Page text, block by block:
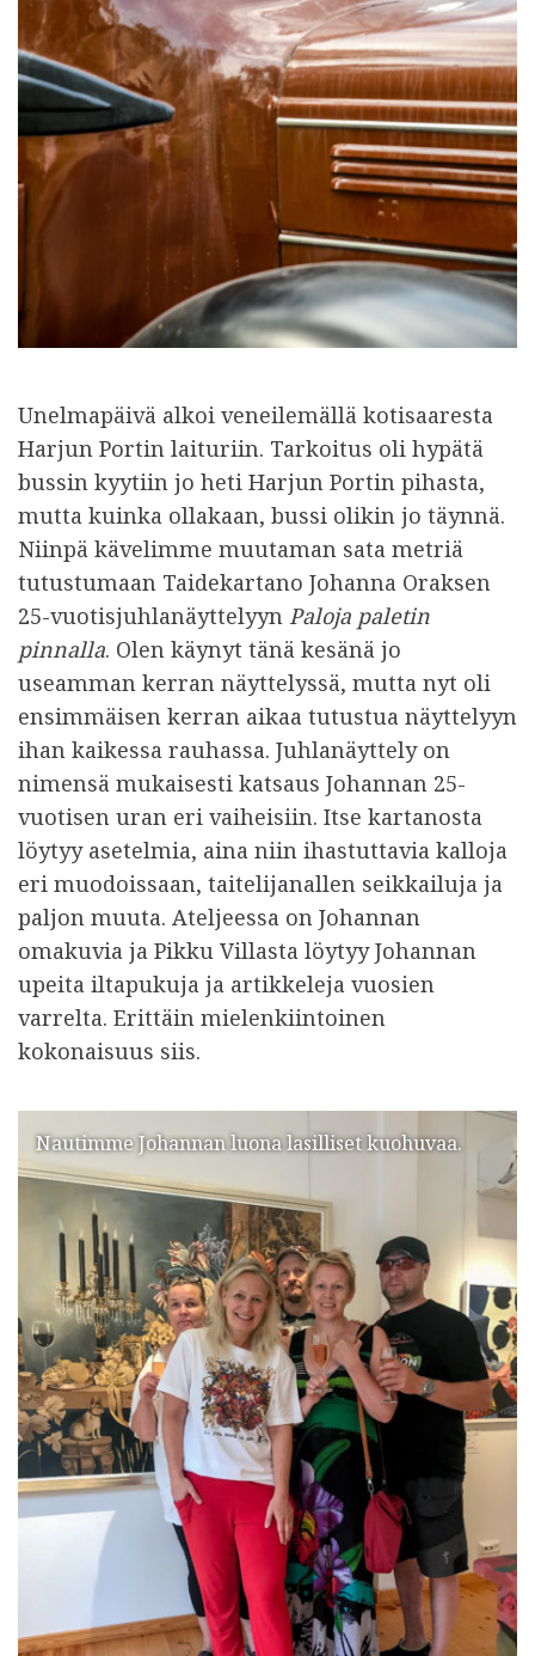
Unelmapäivä alkoi veneilemällä kotisaaresta
Harjun Portin laituriin. Tarkoitus oli hypätä
bussin kyytiin jo heti Harjun Portin pihasta,
mutta kuinka ollakaan, bussi olikin jo täynnä.
Niinpä kävelimme muutaman sata metriä
tutustumaan Taidekartano Johanna Oraksen
25-vuotisjuhlanäyttelyyn Paloja paletin
pinnalla. Olen käynyt tänä kesänä jo
useamman kerran näyttelyssä, mutta nyt oli
ensimmäisen kerran aikaa tutustua näyttelyyn
ihan kaikessa rauhassa. Juhlanäyttely on
nimensä mukaisesti katsaus Johannan 25-
vuotisen uran eri vaiheisiin. Itse kartanosta
löytyy asetelmia, aina niin ihastuttavia kalloja
eri muodoissaan, taitelijanallen seikkailuja ja
paljon muuta. Ateljeessa on Johannan
omakuvia ja Pikku Villasta löytyy Johannan
upeita iltapukuja ja artikkeleja vuosien
varrelta. Erittäin mielenkiintoinen
kokonaisuus siis.
Nautimme Johannan luona lasilliset kuohuvaa.